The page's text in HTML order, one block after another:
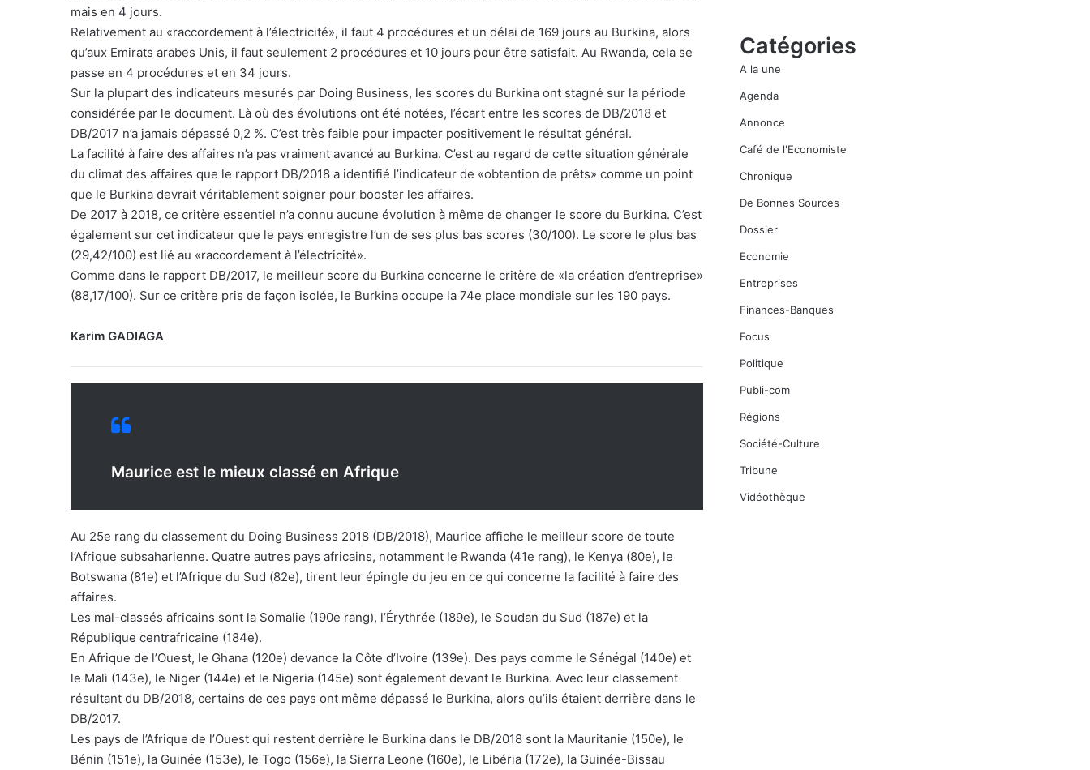
mais en 4 jours.
Relativement au «raccordement à l’électricité», il faut 4 procédures et un délai de 169 jours au Burkina, alors
qu’aux Emirats arabes Unis, il faut seulement 2 procédures et 10 jours pour être satisfait. Au Rwanda, cela se
passe en 4 procédures et en 34 jours.
Sur la plupart des indicateurs mesurés par Doing Business, les scores du Burkina ont stagné sur la période
considérée par le document. Là où des évolutions ont été notées, l’écart entre les scores de DB/2018 et
DB/2017 n’a jamais dépassé 0,2 %. C’est très faible pour impacter positivement le résultat général.
La facilité à faire des affaires n’a pas vraiment avancé au Burkina. C’est au regard de cette situation générale
du climat des affaires que le rapport DB/2018 a identifié l’indicateur de «obtention de prêts» comme un point
que le Burkina devrait véritablement soigner pour booster les affaires.
De 2017 à 2018, ce critère essentiel n’a connu aucune évolution à même de changer le score du Burkina. C’est
également sur cet indicateur que le pays enregistre l’un de ses plus bas scores (30/100). Le score le plus bas
(29,42/100) est lié au «raccordement à l’électricité».
Comme dans le rapport DB/2017, le meilleur score du Burkina concerne le critère de «la création d’entreprise»
(88,17/100). Sur ce critère pris de façon isolée, le Burkina occupe la 74e place mondiale sur les 190 pays.
Karim GADIAGA
Maurice est le mieux classé en Afrique
Au 25e rang du classement du Doing Business 2018 (DB/2018), Maurice affiche le meilleur score de toute
l’Afrique subsaharienne. Quatre autres pays africains, notamment le Rwanda (41e rang), le Kenya (80e), le
Botswana (81e) et l’Afrique du Sud (82e), tirent leur épingle du jeu en ce qui concerne la facilité à faire des
affaires.
Les mal-classés africains sont la Somalie (190e rang), l’Érythrée (189e), le Soudan du Sud (187e) et la
République centrafricaine (184e).
En Afrique de l’Ouest, le Ghana (120e) devance la Côte d’Ivoire (139e). Des pays comme le Sénégal (140e) et
le Mali (143e), le Niger (144e) et le Nigeria (145e) sont également devant le Burkina. Avec leur classement
résultant du DB/2018, certains de ces pays ont même dépassé le Burkina, alors qu’ils étaient derrière dans le
DB/2017.
Les pays de l’Afrique de l’Ouest qui restent derrière le Burkina dans le DB/2018 sont la Mauritanie (150e), le
Bénin (151e), la Guinée (153e), le Togo (156e), la Sierra Leone (160e), le Libéria (172e), la Guinée-Bissau
Catégories
A la une
Agenda
Annonce
Café de l'Economiste
Chronique
De Bonnes Sources
Dossier
Economie
Entreprises
Finances-Banques
Focus
Politique
Publi-com
Régions
Société-Culture
Tribune
Vidéothèque